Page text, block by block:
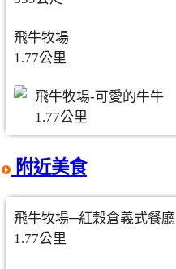
飛牛牧場
1.77公里
飛牛牧場-可愛的牛牛
1.77公里
附近美食
飛牛牧場─紅穀倉義式餐廳
1.77公里